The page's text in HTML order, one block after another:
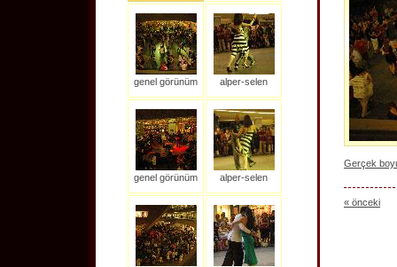
genel görünüm alper-selen
genel görünüm alper-selen
Gerçek
« önceki